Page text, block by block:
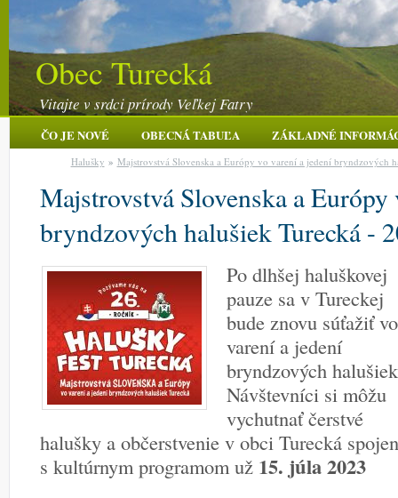
Obec Turecká
Vitajte v srdci prírody Veľkej Fatry
ČO JE NOVÉ OBECNÁ TABUĽA ZÁKLADNÉ
Majstrovstvá Slovenska a
bryndzových halušiek Turecká -
Halušky » Majstrovstvá Slovenska a Európy vo varení a jedení bryndzových
Po dlhšej haluškovej
pauze sa v Tureckej
bude znovu súťažiť vo
varení a jedení
bryndzových
Návštevníci si môžu
vychutnať čerstvé
halušky a občerstvenie v obci Turecká
s kultúrnym programom už 15. júla 2023